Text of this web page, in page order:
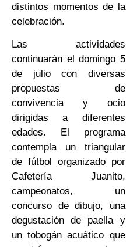
distintos momentos de la
celebración.
Las actividades
continuarán el domingo 5
de julio con diversas
propuestas de
convivencia y ocio
dirigidas a diferentes
edades. El programa
contempla un triangular
de fútbol organizado por
Cafetería Juanito,
campeonatos, un
concurso de dibujo, una
degustación de paella y
un tobogán acuático que